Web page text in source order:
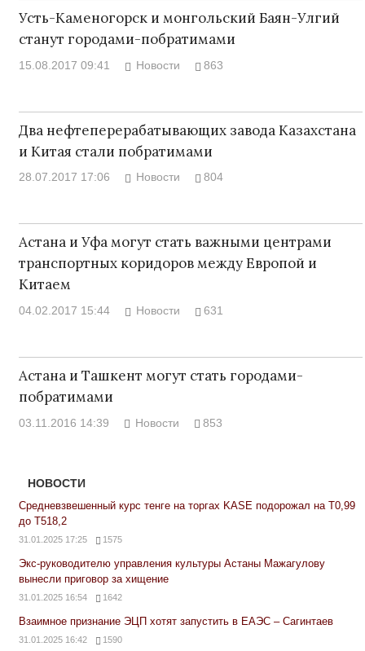
Усть-Каменогорск и монгольский Баян-Улгий
станут городами-побратимами
15.08.2017 09:41 Новости 863
Два нефтеперерабатывающих завода Казахстана
и Китая стали побратимами
28.07.2017 17:06 Новости 804
Астана и Уфа могут стать важными центрами
транспортных коридоров между Европой и
Китаем
04.02.2017 15:44 Новости 631
Астана и Ташкент могут стать городами-
побратимами
03.11.2016 14:39 Новости 853
НОВОСТИ
Средневзвешенный курс тенге на торгах KASE подорожал на Т0,99
до Т518,2
31.01.2025 17:25 1575
Экс-руководителю управления культуры Астаны Мажагулову
вынесли приговор за хищение
31.01.2025 16:54 1642
Взаимное признание ЭЦП хотят запустить в ЕАЭС – Сагинтаев
31.01.2025 16:42 1590